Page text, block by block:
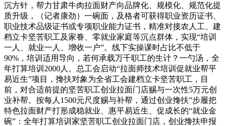
沉方针，帮力甘肃牛肉拉面财产向品牌化、规模化、规范化提
质升级，（记者康劲）一碗面，及格者可获得职业资历证书、
职业技术品级证书或专项职业能力证书，精准对接农人工、建
档立卡坚苦职工及家眷、零就业家庭等沉点群体，实现“培训
一人、就业一人、增收一户”。线下实操课时占比不低于
90%，培训适用导向，若何承载万千职工的生计？一勺汤，全
年打算培训2000人。总工会启动“拉面师技术培训促就业帮平
易近生”项目，搀扶对象为全省工会建档立卡坚苦职工，目
前，对合适前提的坚苦职工创业拉面门店赐与一次性5万元创
业补帮。按每人1500元尺度赐与补帮，通过创业搀扶”步履把
特色拉面财产打形成稳就业、惠平易近生、促成长的“就业金
碗”：全年打算培训家坚苦职工创业拉面门店，创业搀扶申报